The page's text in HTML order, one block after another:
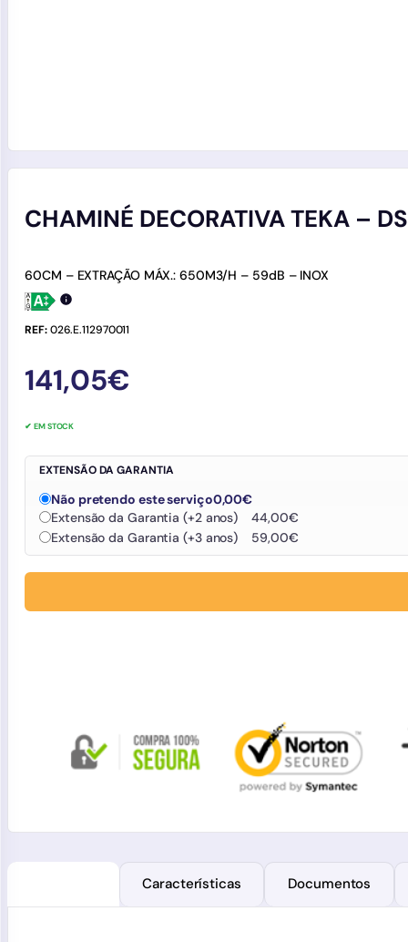
CHAMINÉ DECORATIVA TEKA –
60CM – EXTRAÇÃO MÁX.: 650M3/H – 59dB – INOX
REF:026.E.112970011
141,05€
✔ EM STOCK
EXTENSÃO DA GARANTIA
Não pretendo este serviço0,00€
Extensão da Garantia (+2 anos)
44,00€
Extensão da Garantia (+3 anos)
59,00€
Características Documentos